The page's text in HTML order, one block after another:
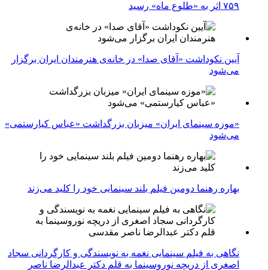
۷۵۹ اثر به «طلوع ماه» رسید
آیین نکوداشت «آقای صدا» در خانه‌ی هنرمندان ایران برگزار
می‌شود
«موزه سینمای ایران» میزبان بزرگداشت «عباس کیارستمی»
می‌شود
بهاره رهنما دومین فیلم بلند سینمایی خود را کلید می‌زند
نگاهی به فیلم سینمایی نغمه به نویسندگی و کارگردانی سجاد
اصغری از دریچه نوروسینما به قلم دکتر عبدالرضا ناصر